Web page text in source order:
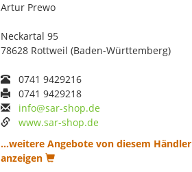
Artur Prewo
Neckartal 95
78628 Rottweil (Baden-Württemberg)
0741 9429216
0741 9429218
info@sar-shop.de
www.sar-shop.de
...weitere Angebote von diesem Händler
anzeigen